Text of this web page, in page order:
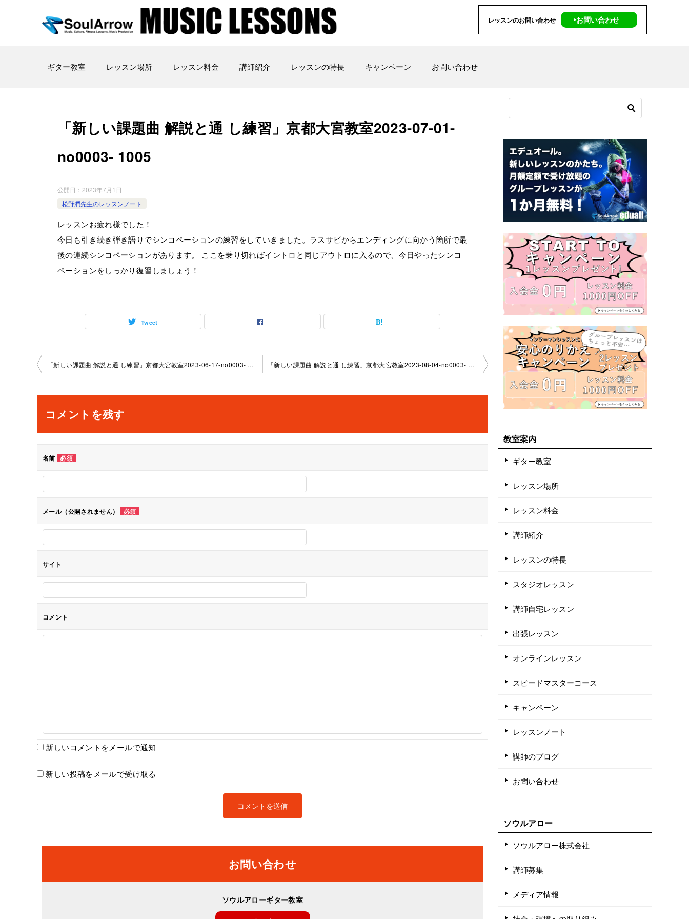
レッスンのお問い合わせ ‣お問い合わせ
ギター教室 レッスン場所 レッスン料金 講師紹介 レッスンの特長 キャンペーン お問い合わせ
「新しい課題曲 解説と通 し練習」京都大宮教室2023-07-01-
no0003- ­1005
公開日： 2023年7月1日
松野潤先生のレッスンノート
レッスンお疲れ様でした！
今日も引き続き弾き語りでシンコペーションの練習をしていきました。ラスサビからエンディングに向かう箇所で最
後の連続シンコペーションがあります。 ここを乗り切ればイントロと同じアウトロに入るので、今日やったシンコ
ペーションをしっかり復習しましょう！
Tweet
投
ナ
ビ
ゲ
ー
シ
ョ
「新しい課題曲 解説と通 し練習」京都大宮教室2023-06-17-no0003- ­1005 「新しい課題曲 解説と通 し練習」京都大宮教室2023-08-04-no0003- ­1005
コメントを残す
名前 必須
メール（公開されません） 必須
サイト
コメント
新しいコメントをメールで通知
新しい投稿をメールで受け取る
お問い合わせ
ソウルアローギター教室
教室案内
ギター教室
レッスン場所
レッスン料金
講師紹介
レッスンの特長
スタジオレッスン
講師自宅レッスン
出張レッスン
オンラインレッスン
スピードマスターコース
キャンペーン
レッスンノート
講師のブログ
お問い合わせ
ソウルアロー
ソウルアロー株式会社
講師募集
メディア情報